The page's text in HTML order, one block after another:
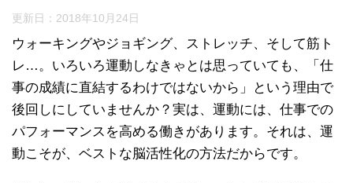
更新日： 2018年10月24日
ウォーキングやジョギング、ストレッチ、そして筋ト
レ…。いろいろ運動しなきゃとは思っていても、「仕
事の成績に直結するわけではないから」という理由で
後回しにしていませんか？実は、運動には、仕事での
パフォーマンスを高める働きがあります。それは、運
動こそが、ベストな脳活性化の方法だからです。